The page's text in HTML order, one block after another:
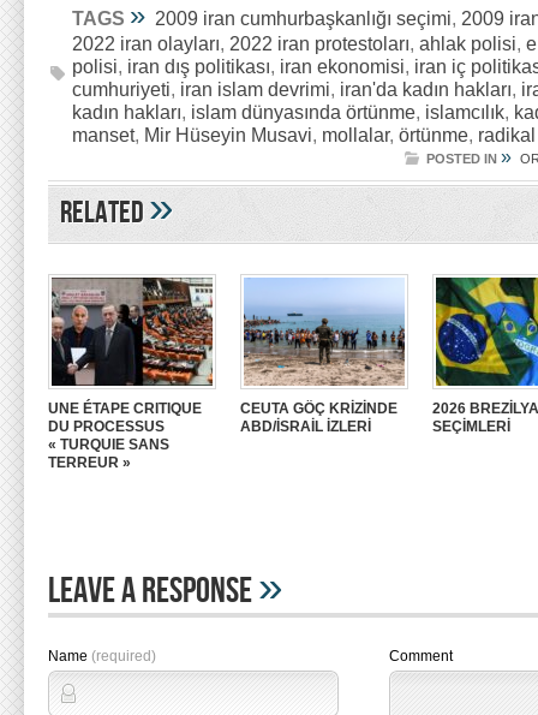
TAGS » 2009 iran cumhurbaşkanlığı seçimi, 2009
2022 iran olayları, 2022 iran protestoları, ahlak polisi,
polisi, iran dış politikası, iran ekonomisi, iran iç
cumhuriyeti, iran islam devrimi, iran'da kadın hakları,
kadın hakları, islam dünyasında örtünme, islamcılık,
manset, Mir Hüseyin Musavi, mollalar, örtünme,
POSTED IN »
Related»
UNE ÉTAPE CRITIQUE
DU PROCESSUS
« TURQUIE SANS
TERREUR »
CEUTA GÖÇ KRİZİNDE
ABD/İSRAİL İZLERİ
2026 BREZİLYA
SEÇİMLERİ
Leave A Response»
Name (required) Comment